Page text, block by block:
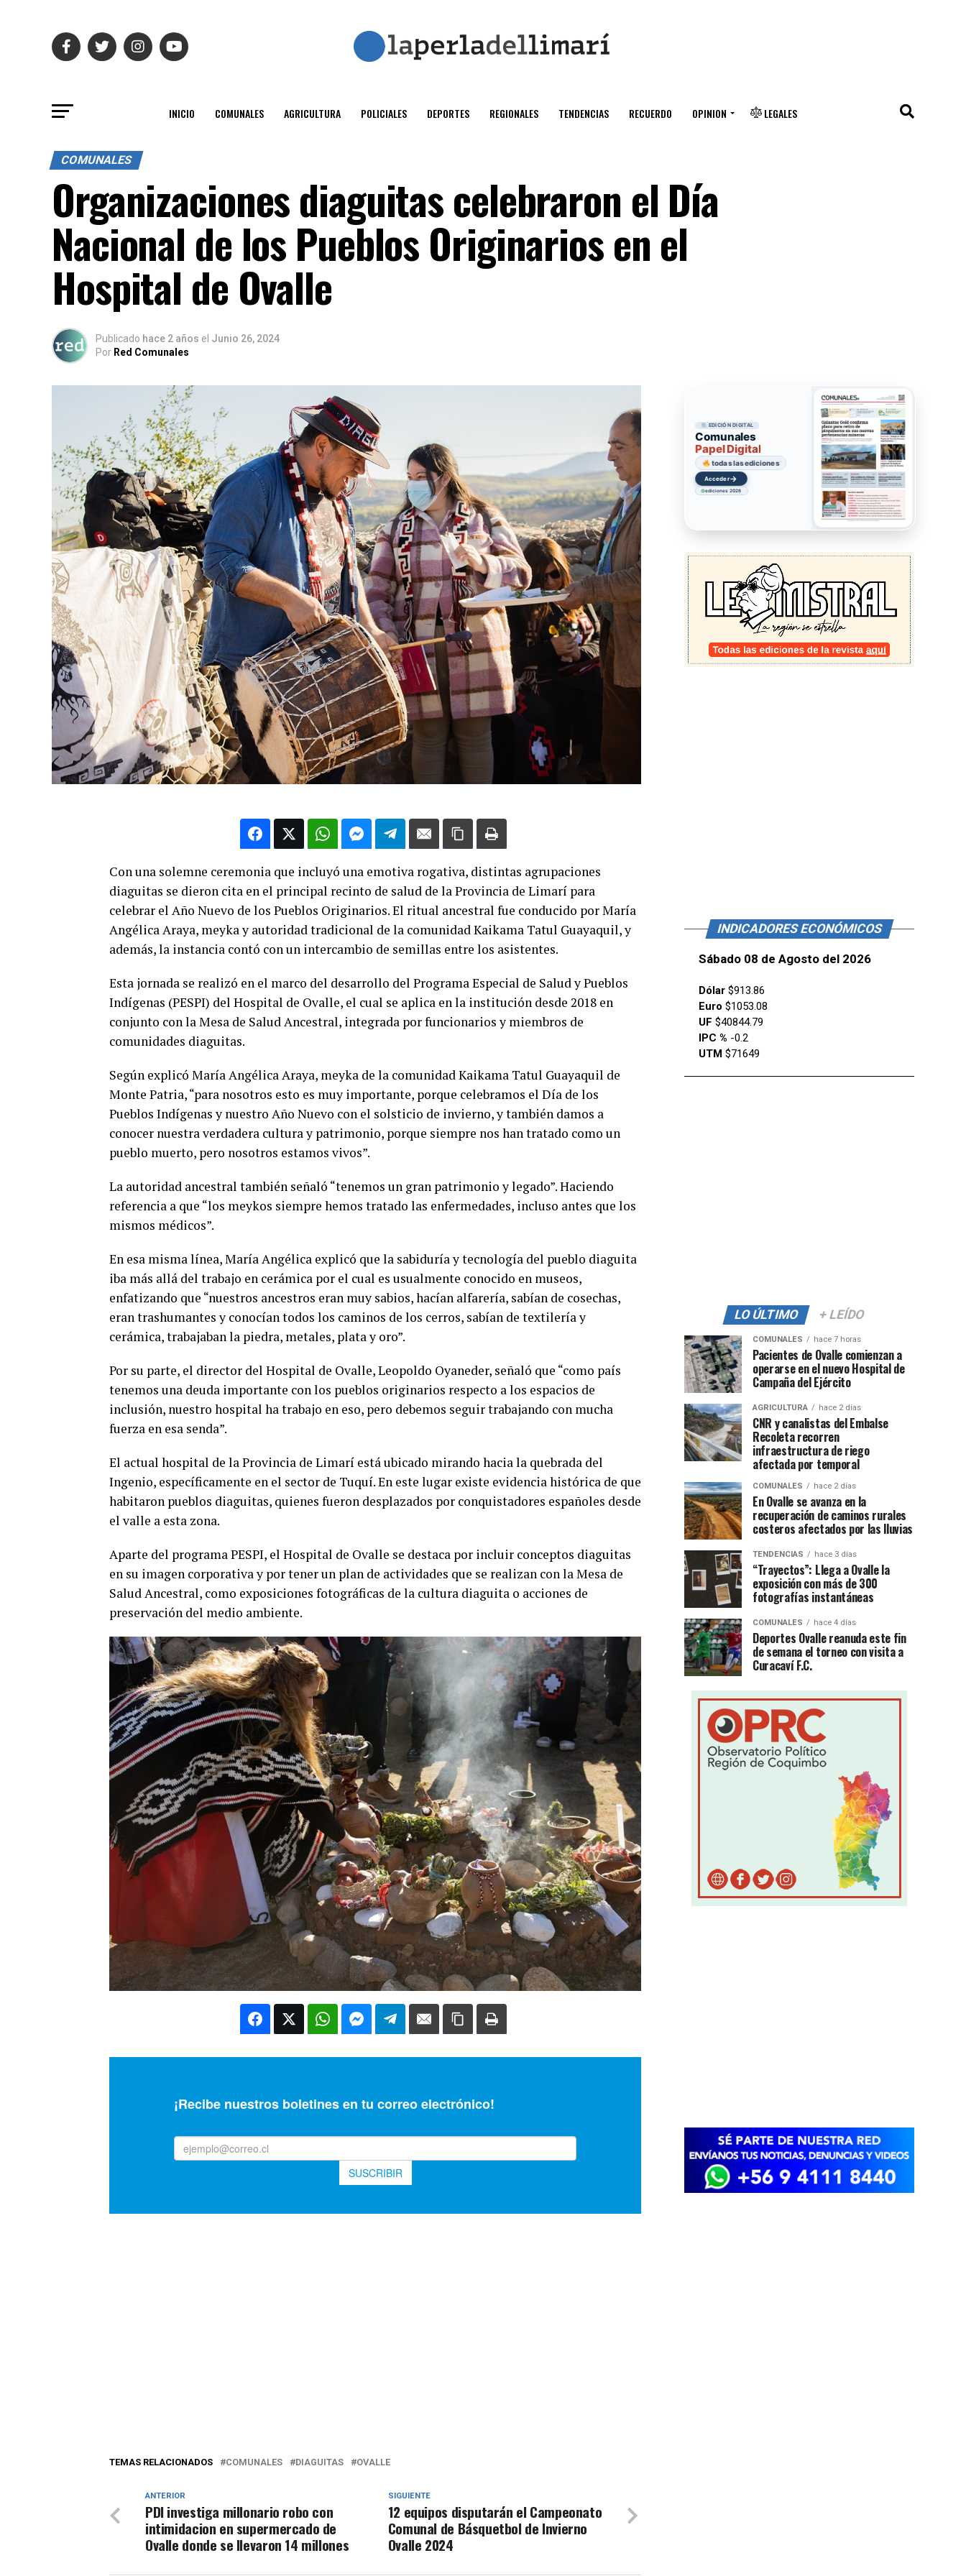
INICIO COMUNALES AGRICULTURA POLICIALES DEPORTES REGIONALES TENDENCIAS RECUERDO OPINION LEGALES
COMUNALES
Organizaciones diaguitas celebraron el Día
Nacional de los Pueblos Originarios en el
Hospital de Ovalle
Publicado hace 2 años el Junio 26, 2024
Por Red Comunales
Con una solemne ceremonia que incluyó una emotiva rogativa, distintas agrupaciones
diaguitas se dieron cita en el principal recinto de salud de la Provincia de Limarí para
celebrar el Año Nuevo de los Pueblos Originarios. El ritual ancestral fue conducido por María
Angélica Araya, meyka y autoridad tradicional de la comunidad Kaikama Tatul Guayaquil, y
además, la instancia contó con un intercambio de semillas entre los asistentes.
Esta jornada se realizó en el marco del desarrollo del Programa Especial de Salud y Pueblos
Indígenas (PESPI) del Hospital de Ovalle, el cual se aplica en la institución desde 2018 en
conjunto con la Mesa de Salud Ancestral, integrada por funcionarios y miembros de
comunidades diaguitas.
Según explicó María Angélica Araya, meyka de la comunidad Kaikama Tatul Guayaquil de
Monte Patria, “para nosotros esto es muy importante, porque celebramos el Día de los
Pueblos Indígenas y nuestro Año Nuevo con el solsticio de invierno, y también damos a
conocer nuestra verdadera cultura y patrimonio, porque siempre nos han tratado como un
pueblo muerto, pero nosotros estamos vivos”.
La autoridad ancestral también señaló “tenemos un gran patrimonio y legado”. Haciendo
referencia a que “los meykos siempre hemos tratado las enfermedades, incluso antes que los
mismos médicos”.
En esa misma línea, María Angélica explicó que la sabiduría y tecnología del pueblo diaguita
iba más allá del trabajo en cerámica por el cual es usualmente conocido en museos,
enfatizando que “nuestros ancestros eran muy sabios, hacían alfarería, sabían de cosechas,
eran trashumantes y conocían todos los caminos de los cerros, sabían de textilería y
cerámica, trabajaban la piedra, metales, plata y oro”.
Por su parte, el director del Hospital de Ovalle, Leopoldo Oyaneder, señaló que “como país
tenemos una deuda importante con los pueblos originarios respecto a los espacios de
inclusión, nuestro hospital ha trabajo en eso, pero debemos seguir trabajando con mucha
fuerza en esa senda”.
El actual hospital de la Provincia de Limarí está ubicado mirando hacia la quebrada del
Ingenio, específicamente en el sector de Tuquí. En este lugar existe evidencia histórica de que
habitaron pueblos diaguitas, quienes fueron desplazados por conquistadores españoles desde
el valle a esta zona.
Aparte del programa PESPI, el Hospital de Ovalle se destaca por incluir conceptos diaguitas
en su imagen corporativa y por tener un plan de actividades que se realizan con la Mesa de
Salud Ancestral, como exposiciones fotográficas de la cultura diaguita o acciones de
preservación del medio ambiente.
TEMAS RELACIONADOS COMUNALES DIAGUITAS OVALLE
SIGUIENTE
12 equipos disputarán el Campeonato
Comunal de Básquetbol de Invierno
Ovalle 2024
ANTERIOR
PDI investiga millonario robo con
intimidacion en supermercado de
Ovalle donde se llevaron 14 millones
EDICIÓN DIGITAL
Comunales
Papel Digital
todas las ediciones
Acceder→
ediciones 2026
INDICADORES ECONÓMICOS
Sábado 08 de Agosto del 2026
Dólar $913.86
Euro $1053.08
UF $40844.79
IPC % -0.2
UTM $71649
LO ÚLTIMO + LEÍDO
COMUNALES hace 7 horas
Pacientes de Ovalle comienzan a
operarse en el nuevo Hospital de
Campaña del Ejército
AGRICULTURA hace 2 días
CNR y canalistas del Embalse
Recoleta recorren
infraestructura de riego
afectada por temporal
COMUNALES hace 2 días
En Ovalle se avanza en la
recuperación de caminos rurales
costeros afectados por las lluvias
TENDENCIAS hace 3 días
“Trayectos”: Llega a Ovalle la
exposición con más de 300
fotografías instantáneas
COMUNALES hace 4 días
Deportes Ovalle reanuda este fin
de semana el torneo con visita a
Curacaví F.C.